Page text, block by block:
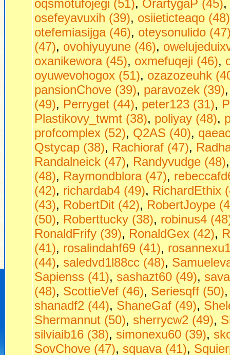
oqsmotufojegi (51), OrartygaP (45),
osefeyavuxih (39), osiieticteaqo (48)
otefemiasijga (46), oteysonulido
(47), ovohiyuyune (46),
oxanikewora (45), oxmefuqeji (46),
oyuwevohogox (51), ozazozeuhk
pansionChove (39), paravozek (39)
(49), Perryget (44), peter123 (31),
Plastikovy_twmt (38), poliyay (48),
profcomplex (52), Q2AS (40),
Qstycap (38), Rachioraf (47),
Randalneick (47), Randyvudge (48)
(48), Raymondblora (47),
(42), richardab4 (49), RichardEthix
(43), RobertDit (42), RobertJoype
(50), Roberttucky (38), robinus4
RonaldFrify (39), RonaldGex (42),
(41), rosalindahf69 (41),
(44), saledvd1l88cc (48),
Sapienss (41), sashazt60 (49),
(48), ScottieVef (46), Seriesqff (50)
shanadf2 (44), ShaneGaf (49),
Shermannut (50), sherrycw2 (49),
silviaib16 (38), simonexu60 (39),
SovChove (47), squava (41),